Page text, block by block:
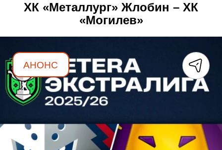
ХК «Металлург» Жлобин – ХК
«Могилев»
АНОНС